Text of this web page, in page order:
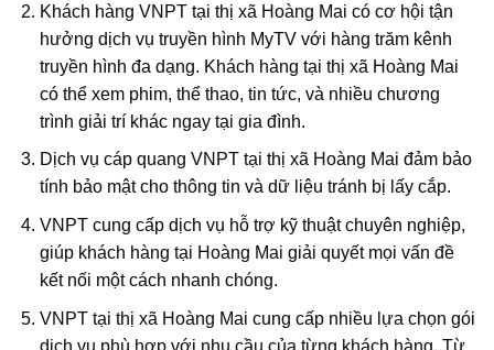
Khách hàng VNPT tại thị xã Hoàng Mai có cơ hội tận
hưởng dịch vụ truyền hình MyTV với hàng trăm kênh
truyền hình đa dạng. Khách hàng tại thị xã Hoàng Mai
có thể xem phim, thể thao, tin tức, và nhiều chương
trình giải trí khác ngay tại gia đình.
Dịch vụ cáp quang VNPT tại thị xã Hoàng Mai đảm bảo
tính bảo mật cho thông tin và dữ liệu tránh bị lấy cắp.
VNPT cung cấp dịch vụ hỗ trợ kỹ thuật chuyên nghiệp,
giúp khách hàng tại Hoàng Mai giải quyết mọi vấn đề
kết nối một cách nhanh chóng.
VNPT tại thị xã Hoàng Mai cung cấp nhiều lựa chọn gói
dịch vụ phù hợp với nhu cầu của từng khách hàng. Từ